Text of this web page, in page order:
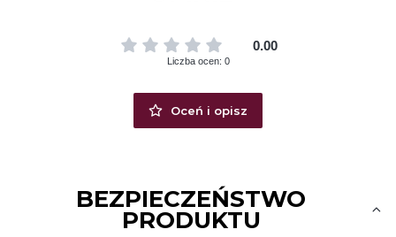
0.00
Liczba ocen: 0
Oceń i opisz
BEZPIECZEŃSTWO
PRODUKTU